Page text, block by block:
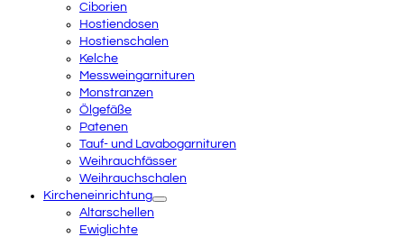
Ciborien
Hostiendosen
Hostienschalen
Kelche
Messweingarnituren
Monstranzen
Ölgefäße
Patenen
Tauf- und Lavabogarnituren
Weihrauchfässer
Weihrauchschalen
Kircheneinrichtung
Altarschellen
Ewiglichte